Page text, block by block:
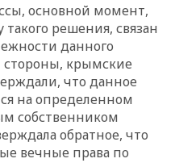
основной момент,
решения, связан
данного
стороны, крымские
что данное
на определенном
собственником
обратное, что
вечные права по